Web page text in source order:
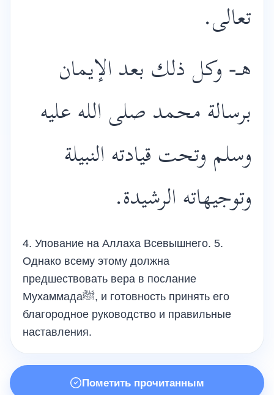
تعالى.
هـ- وكل ذلك بعد الإيمان
برسالة محمد صلى الله عليه
وسلم وتحت قيادته النبيلة
وتوجيهاته الرشيدة.
4. Упование на Аллаха Всевышнего. 5.
Однако всему этому должна
предшествовать вера в послание
Мухаммадаﷺ, и готовность принять его
благородное руководство и правильные
наставления.
Пометить прочитанным